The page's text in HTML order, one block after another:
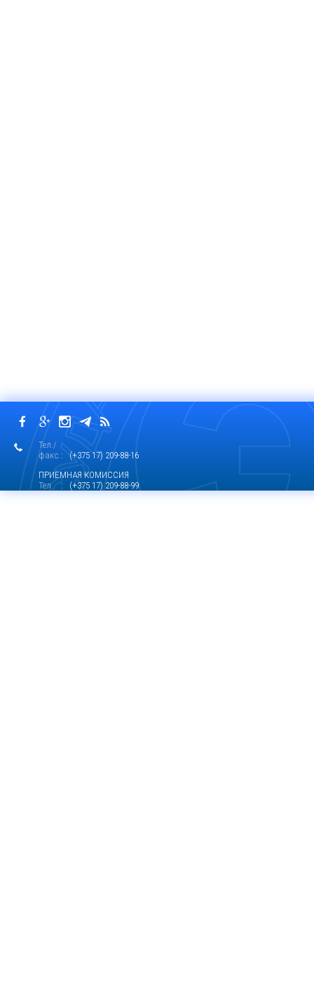
Тел./
факс. : (+375 17) 209-88-16
ПРИЕМНАЯ КОМИССИЯ
Тел.
: (+375 17) 209-88-99